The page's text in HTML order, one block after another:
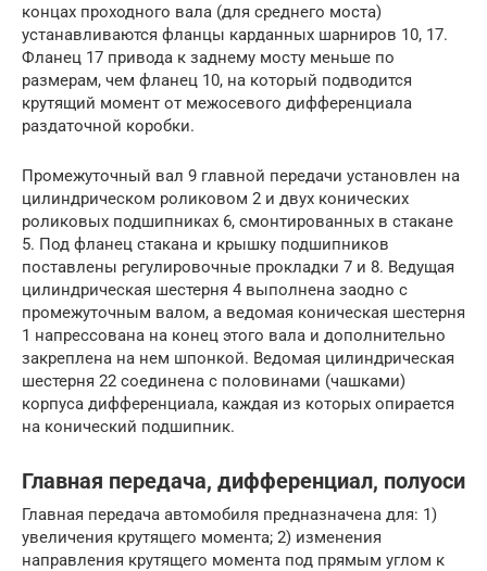
концах проходного вала (для среднего моста)
устанавливаются фланцы карданных шарниров 10, 17.
Фланец 17 привода к заднему мосту меньше по
размерам, чем фланец 10, на который подводится
крутящий момент от межосевого дифференциала
раздаточной коробки.
Промежуточный вал 9 главной передачи установлен на
цилиндрическом роликовом 2 и двух конических
роликовых подшипниках 6, смонтированных в стакане
5. Под фланец стакана и крышку подшипников
поставлены регулировочные прокладки 7 и 8. Ведущая
цилиндрическая шестерня 4 выполнена заодно с
промежуточным валом, а ведомая коническая шестерня
1 напрессована на конец этого вала и дополнительно
закреплена на нем шпонкой. Ведомая цилиндрическая
шестерня 22 соединена с половинами (чашками)
корпуса дифференциала, каждая из которых опирается
на конический подшипник.
Главная передача, дифференциал, полуоси
Главная передача автомобиля предназначена для: 1)
увеличения крутящего момента; 2) изменения
направления крутящего момента под прямым углом к